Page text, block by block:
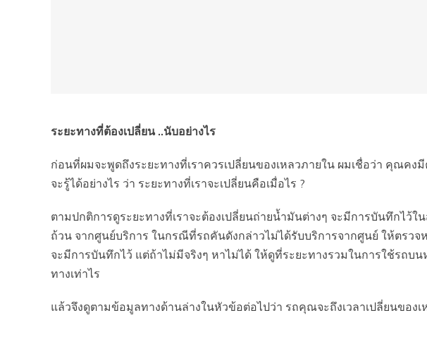
ระยะทางที่ต้องเปลี่ยน ..นับอย่างไร
ก่อนที่ผมจะพูดถึงระยะทางที่เราควรเปลี่ยนของเหลวภายใน ผมเชื่อว่า คุณคง
จะรู้ได้อย่างไร ว่า ระยะทางที่เราจะเปลี่ยนคือเมื่อไร ?
ตามปกติการดูระยะทางที่เราจะต้องเปลี่ยนถ่ายน้ำมันต่างๆ จะมีการบันทึกไว้
ถ้วน จากศูนย์บริการ ในกรณีที่รถคันดังกล่าวไม่ได้รับบริการจากศูนย์ ให้ตรว
จะมีการบันทึกไว้ แต่ถ้าไม่มีจริงๆ หาไม่ได้ ให้ดูที่ระยะทางรวมในการใช้รถบ
ทางเท่าไร
แล้วจึงดูตามข้อมูลทางด้านล่างในหัวข้อต่อไปว่า รถคุณจะถึงเวลาเปลี่ยนของ